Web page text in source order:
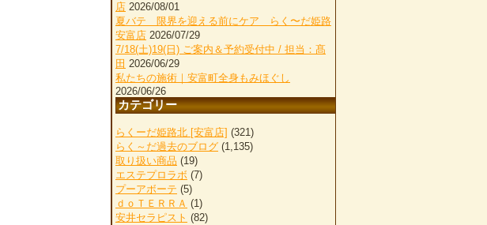
店 2026/08/01
夏バテ 限界を迎える前にケア らく〜だ姫路
安富店 2026/07/29
7/18(土)19(日) ご案内＆予約受付中 / 担当：髙
田 2026/06/29
私たちの施術｜安富町全身もみほぐし
2026/06/26
カテゴリー
らくーだ姫路北 [安富店] (321)
らく～だ過去のブログ (1,135)
取り扱い商品 (19)
エステプロラボ (7)
プーアボーテ (5)
ｄｏＴＥＲＲＡ (1)
安井セラピスト (82)